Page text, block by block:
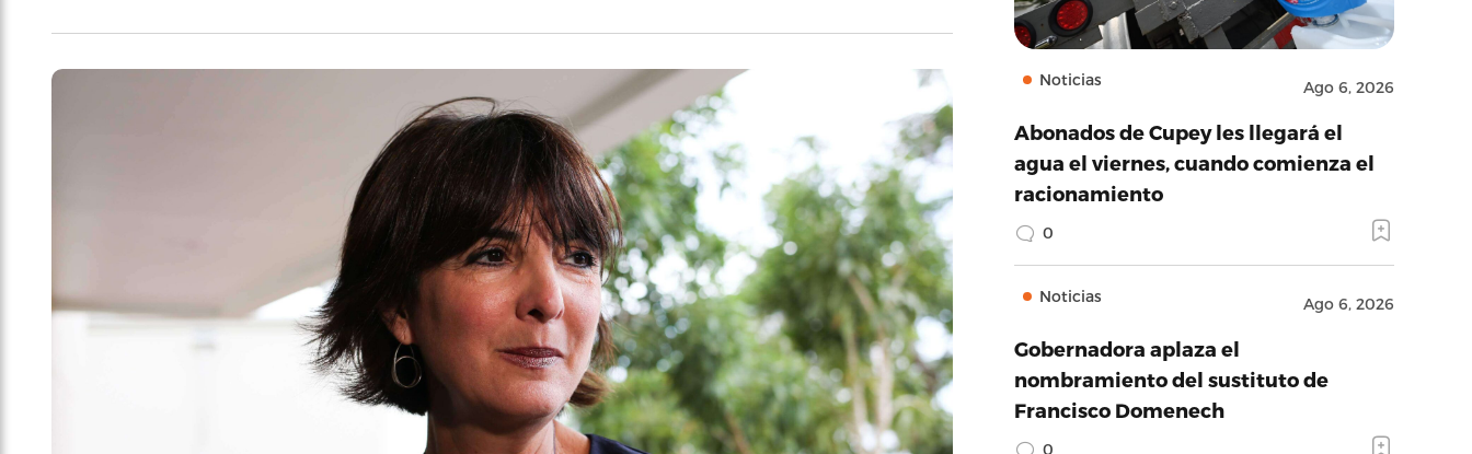
Noticias Ago 6, 2026
Abonados de Cupey les llegará el
agua el viernes, cuando comienza el
racionamiento
0
Noticias Ago 6, 2026
Gobernadora aplaza el
nombramiento del sustituto de
Francisco Domenech
0